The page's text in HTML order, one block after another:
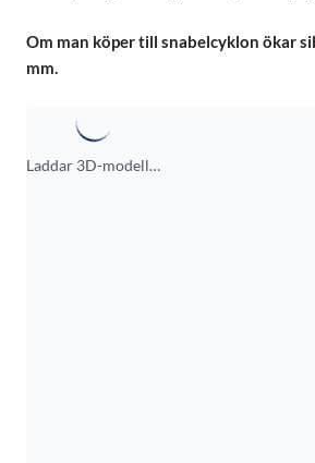
Om man köper till snabelcyklon ökar
mm.
Laddar 3D-modell…